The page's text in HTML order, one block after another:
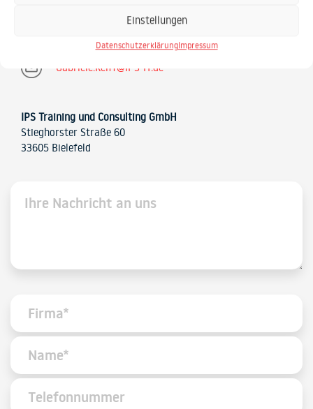
Einstellungen
DatenschutzerklärungImpressum
0521 / 20889 30
Gabriele.Keiff@IPS-IT.de
IPS Training und Consulting GmbH
Stieghorster Straße 60
33605 Bielefeld